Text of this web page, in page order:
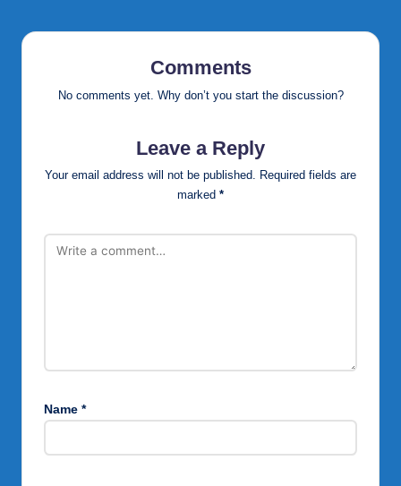
Comments
No comments yet. Why don’t you start the discussion?
Leave a Reply
Your email address will not be published. Required fields are
marked *
Name *